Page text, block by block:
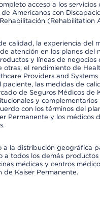
acceso a los servicios
Americanos con
(Rehabilitation
calidad, la experiencia del
atención en los planes del
y líneas de
el rendimiento de
Providers and
las medidas de
de Seguros Médicos de
y
con los términos del
Permanente y los médicos
la distribución geográfica
todos los demás
médicas y centros
de Kaiser Permanente.